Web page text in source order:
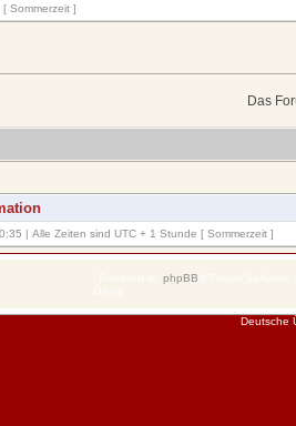
Sommerzeit ]
Das
| Alle Zeiten sind UTC + 1 Stunde [ Sommerzeit ]
phpBB
Deutsche